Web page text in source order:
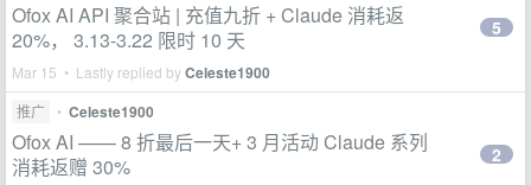
Ofox AI API 聚合站 | 充值九折 + Claude 消耗返
20%， 3.13-3.22 限时 10 天
Mar 15 • Lastly replied byCeleste1900
5
推广 • Celeste1900
Ofox AI —— 8 折最后一天+ 3 月活动 Claude 系列
消耗返赠 30%
2